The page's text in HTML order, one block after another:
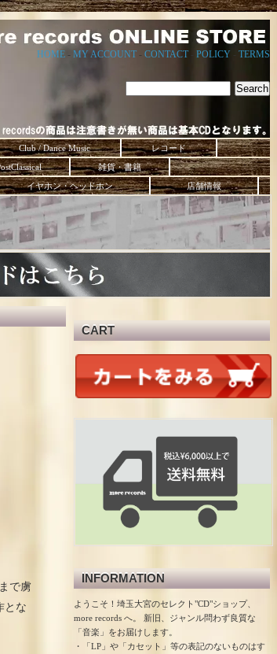
HOME - MY ACCOUNT - CONTACT- POLICY TERMS
Club / Dance Music
レコード
雑貨・書籍
イヤホン・ヘッドホン 店舗情報
で虜
とな
CART
INFORMATION
ようこそ！埼玉大宮のセレクト"CD"ショップ、
more records へ。 新旧、ジャンル問わず良質な
「音楽」をお届けします。
・「LP」や「カセット」等の表記のないものはす